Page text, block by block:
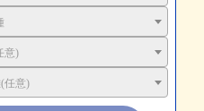
意)
任意)